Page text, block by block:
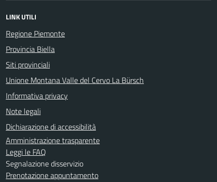
LINK UTILI
Regione Piemonte
Provincia Biella
Siti provinciali
Unione Montana Valle del Cervo La Bürsch
Informativa privacy
Note legali
Dichiarazione di accessibilità
Amministrazione trasparente
Leggi le FAQ
Segnalazione disservizio
Prenotazione appuntamento